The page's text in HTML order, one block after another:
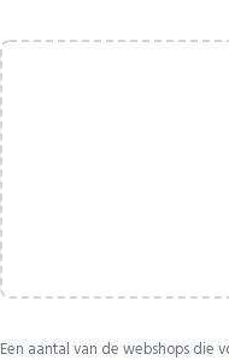
Een aantal van de webshops die